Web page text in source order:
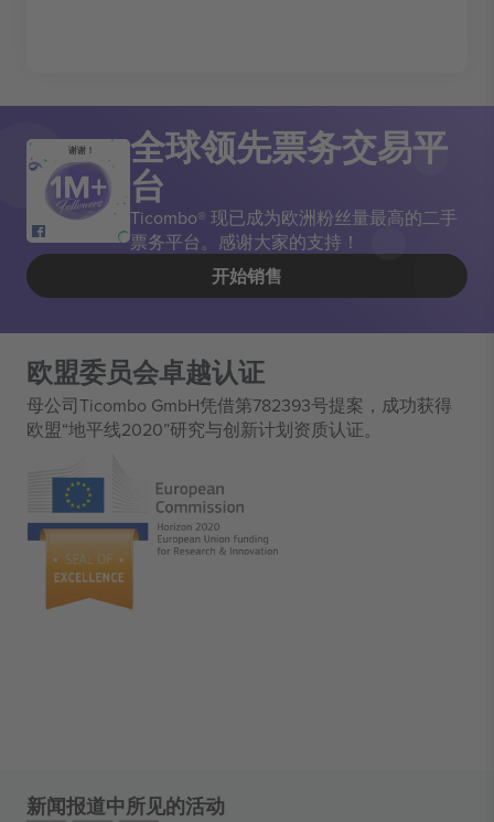
谢谢！ 全球领先票务交易平
台
Ticombo® 现已成为欧洲粉丝量最高的二手
票务平台。感谢大家的支持！
开始销售
欧盟委员会卓越认证
母公司Ticombo GmbH凭借第782393号提案，成功获得
欧盟“地平线2020”研究与创新计划资质认证。
新闻报道中所见的活动